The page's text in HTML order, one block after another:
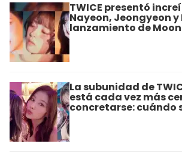
TWICE presentó
Nayeon, Jeongyeon
lanzamiento de
La subunidad de
está cada vez más
concretarse: cuándo